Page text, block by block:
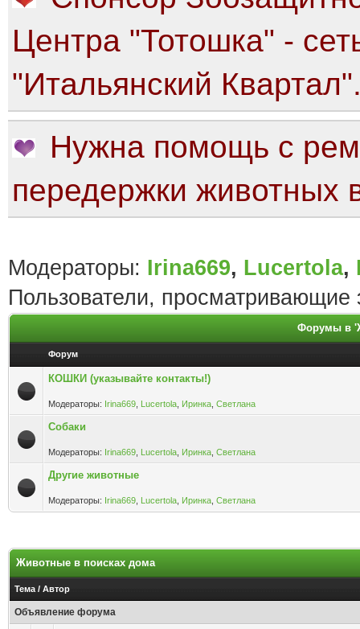
Центра "Тотошка" -
"Итальянский
Нужна помощь с
передержки животных
Модераторы: Irina669, Lucertola,
Пользователи, просматривающие
Форумы в
Форум
КОШКИ (указывайте контакты!)
Модераторы: Irina669 Lucertola Иринка Светлана
Собаки
Модераторы: Irina669 Lucertola Иринка Светлана
Другие животные
Модераторы: Irina669 Lucertola Иринка Светлана
Животные в поисках дома
Тема / Автор
Объявление форума